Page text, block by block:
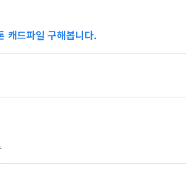
캐드파일 구해봅니다.